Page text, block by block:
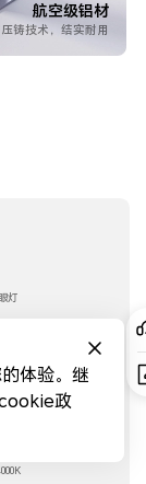
航空级铝材
铸技术，结实耐用
灯
额定电流：
体验。继
政